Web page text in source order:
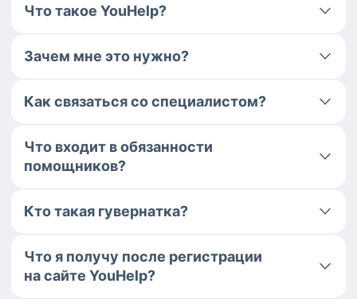
Что такое YouHelp?
Зачем мне это нужно?
Как связаться со специалистом?
Что входит в обязанности
помощников?
Кто такая гувернатка?
Что я получу после регистрации
на сайте YouHelp?